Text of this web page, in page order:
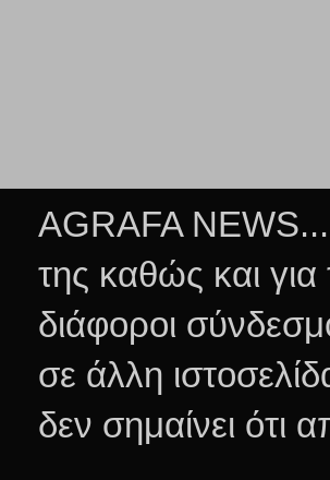
AGRAFA NEWS...
της καθώς και για
διάφοροι
σε άλλη
δεν σημαίνει